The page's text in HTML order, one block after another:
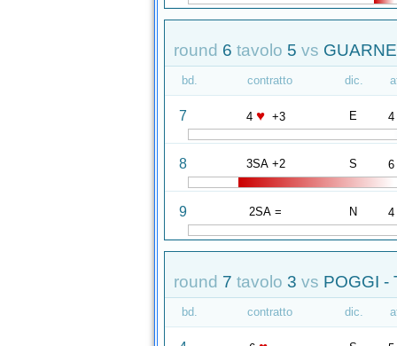
round 6 tavolo 5 vs
bd. contratto dic.
7 4 ♥ +3 E 4
8 3SA +2 S 6
9 2SA = N 4
round 7 tavolo 3 vs POGGI -
bd. contratto dic.